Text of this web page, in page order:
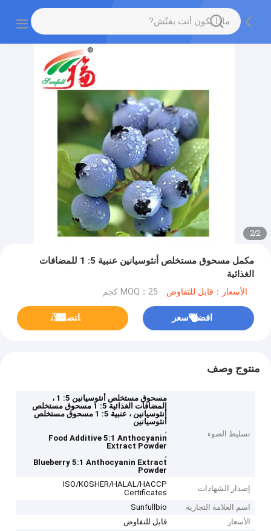
2
/
2
مكمل مسحوق مستخلص أنثوسيانين عنبية 5: 1 للمضافات
الغذائية
الأسعار：قابل للتفاوض MOQ：25 كجم
افضل سعر ﺎﺘﺼﻟ ﺍﻶﻧ
منتوج وصف
تسليط الضوء
مسحوق مستخلص أنثوسيانين 5: 1 ،
المضافات الغذائية 5: 1 مسحوق مستخلص
أنثوسيانين ، عنبية 5: 1 مسحوق مستخلص
أنثوسيانين
,
Food Additive 5:1 Anthocyanin
Extract Powder
,
Blueberry 5:1 Anthocyanin Extract
Powder
إصدار الشهادات
ISO/KOSHER/HALAL/HACCP
Certificates
اسم العلامة التجارية
Sunfullbio
الأسعار
قابل للتفاوض